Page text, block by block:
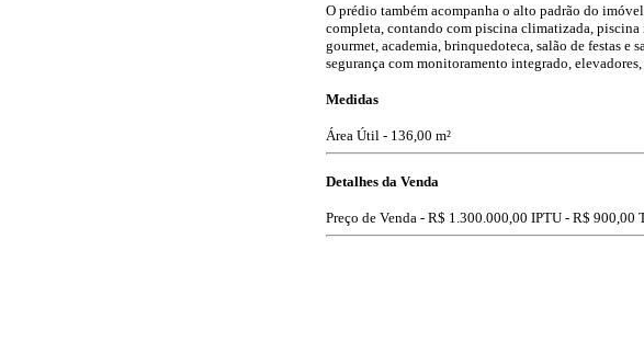
O prédio também acompanha o alto padrão do
completa, contando com piscina climatizada, piscina
gourmet, academia, brinquedoteca, salão de festas e
segurança com monitoramento integrado,
Medidas
Área Útil - 136,00 m²
Detalhes da Venda
Preço de Venda - R$ 1.300.000,00 IPTU - R$ 900,00